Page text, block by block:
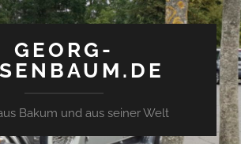
GEORG-
Bakum und aus seiner Welt